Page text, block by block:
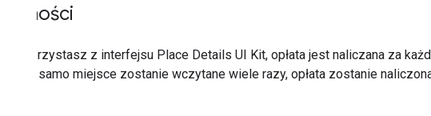
Płatności
Jeśli korzystasz z interfejsu Place Details UI Kit, opłata jest naliczana za
Jeśli to samo miejsce zostanie wczytane wiele razy, opłata zostanie